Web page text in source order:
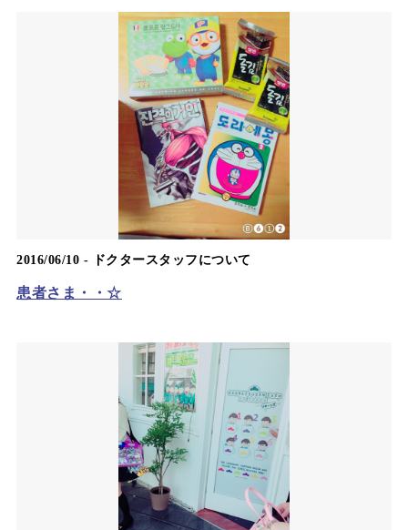
2016/06/10 - ドクタースタッフについて
患者さま・・☆